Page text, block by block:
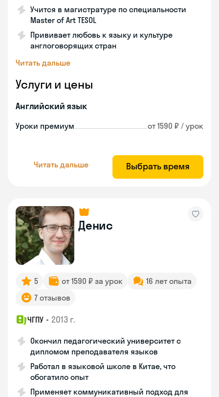
Учится в магистратуре по специальности
Master of Art TESOL
Прививает любовь к языку и культуре
англоговорящих стран
Читать дальше
Услуги и цены
Английский язык
Уроки премиум от 1590 ₽ / урок
Читать дальше Выбрать время
Денис
5 от 1590 ₽ за урок
16 лет опыта
7 отзывов
ЧГПУ • 2013 г.
Окончил педагогический университет с
дипломом преподавателя языков
Работал в языковой школе в Китае, что
обогатило опыт
Применяет коммуникативный подход для